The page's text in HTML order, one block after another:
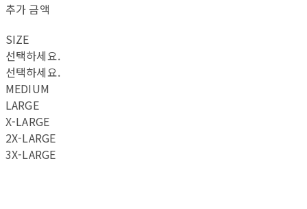
추가 금액
SIZE
선택하세요.
선택하세요.
MEDIUM
LARGE
X-LARGE
2X-LARGE
3X-LARGE